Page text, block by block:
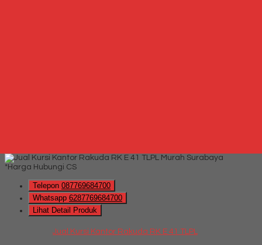
*Harga Hubungi CS
Telepon 087769684700
Whatsapp 6287769684700
Lihat Detail Produk
Jual Kursi Kantor Rakuda RK E 41 TLPL